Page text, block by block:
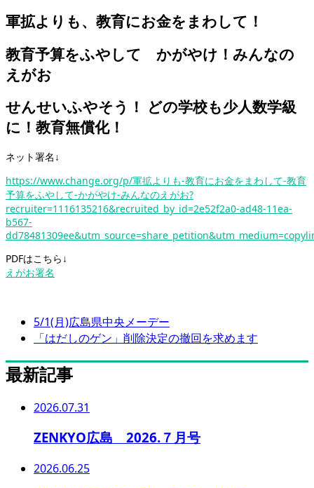
軍拡よりも、教育にお金をまわして！
教育予算をふやして かがやけ！みんなの
えがお
せんせいふやそう！ どの学校も少人数学級
に！教育無償化！
ネット署名↓
https://www.change.org/p/軍拡よりも-教育にお金をまわして-教育
予算をふやして-かがやけ-みんなのえがお?
recruiter=1116135216&recruited_by_id=2e52f2a0-ad48-11ea-
b567-
PDFはこちら↓
えがお署名
5/1(月)広島県中央メーデー
「はだしのゲン」削除決定の撤回を求めます
最新記事
2026.07.31
ZENKYO広島 2026.７月号
2026.06.25